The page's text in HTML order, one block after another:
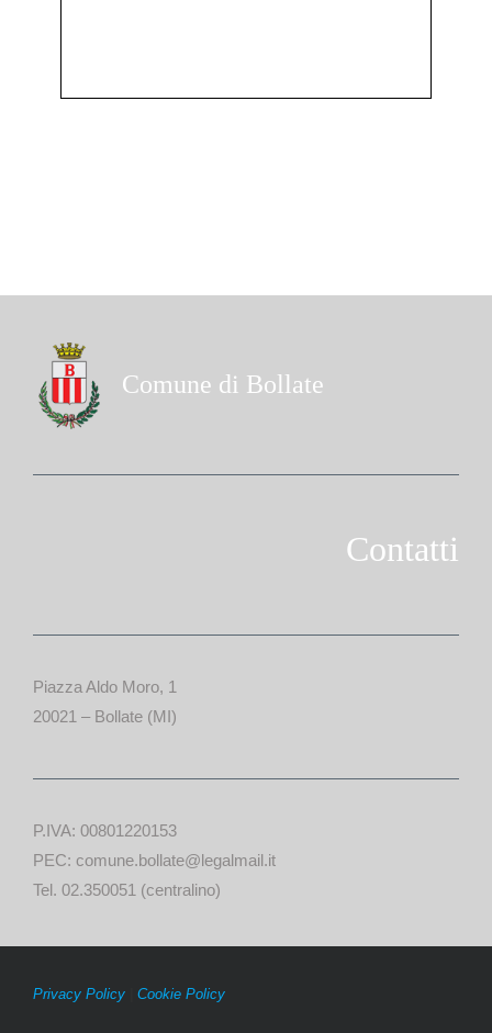
Comune di Bollate
Contatti
Piazza Aldo Moro, 1
20021 – Bollate (MI)
P.IVA: 00801220153
PEC: comune.bollate@legalmail.it
Tel. 02.350051 (centralino)
Privacy Policy| Cookie Policy